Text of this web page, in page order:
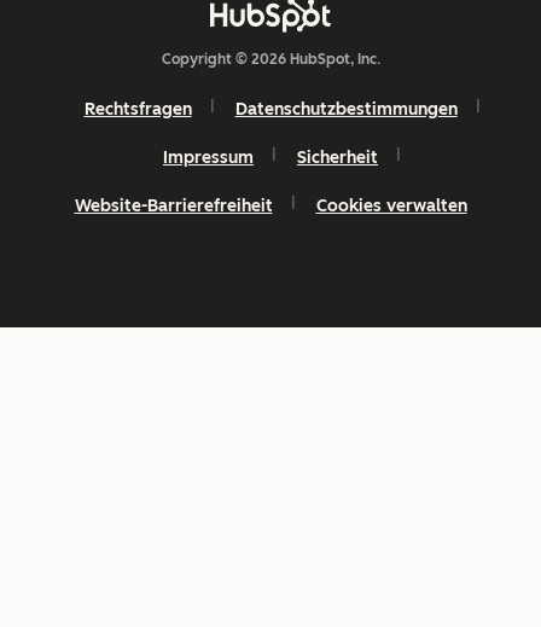
Copyright © 2026 HubSpot, Inc.
Rechtsfragen Datenschutzbestimmungen
Impressum Sicherheit
Website-Barrierefreiheit Cookies verwalten